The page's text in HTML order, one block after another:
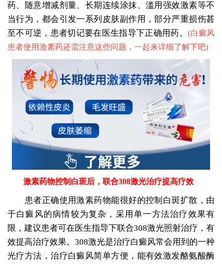
药、随意增减剂量、长期连续涂抹、滥用强效激素等不
当行为，都会引发一系列皮肤副作用，部分严重损伤甚
至不可逆，患者切记要在医生指导下正确用药。(白癜风
患者使用激素药还需注意这些问题，一起来详细了解下吧)
激素药物控制白斑后，联合308激光治疗提高疗效
患者正确使用激素药物能很好的控制白斑扩散，由
于白癜风的病情较为复杂，采用单一方法治疗效果有
限，建议患者可在医生指导下联合308激光照射治疗，有
效提高治疗效果。308激光是治疗白癜风常会用到的一种
光疗方法，治疗白癜风简单方便，能有效激发酪氨酸酶